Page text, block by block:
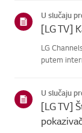
U slučaju
[LG TV]
LG
putem
U slučaju
[LG TV]